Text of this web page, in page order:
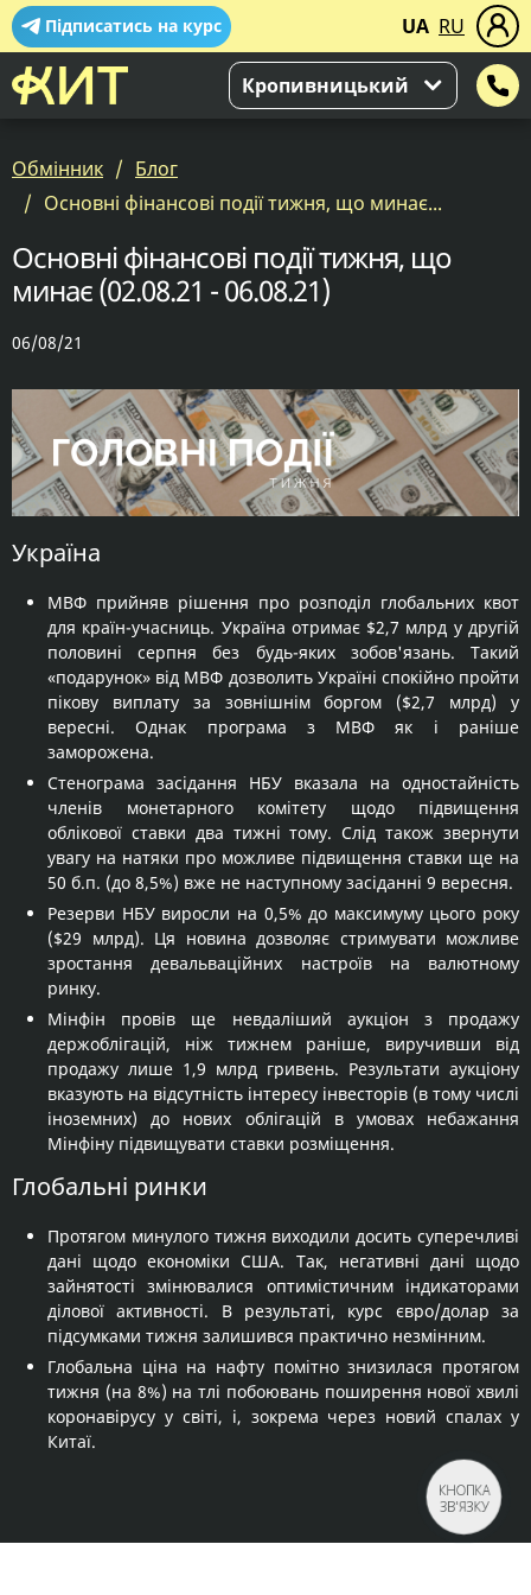
Підписатись на курс UA RU
Кропивницький
Обмінник
Блог
Основні фінансові події тижня, що минає...
Основні фінансові події тижня, що
минає (02.08.21 - 06.08.21)
06/08/21
Україна
МВФ прийняв рішення про розподіл глобальних квот
для країн-учасниць. Україна отримає $2,7 млрд у другій
половині серпня без будь-яких зобов'язань. Такий
«подарунок» від МВФ дозволить Україні спокійно пройти
пікову виплату за зовнішнім боргом ($2,7 млрд) у
вересні. Однак програма з МВФ як і раніше
заморожена.
Стенограма засідання НБУ вказала на одностайність
членів монетарного комітету щодо підвищення
облікової ставки два тижні тому. Слід також звернути
увагу на натяки про можливе підвищення ставки ще на
50 б.п. (до 8,5%) вже не наступному засіданні 9 вересня.
Резерви НБУ виросли на 0,5% до максимуму цього року
($29 млрд). Ця новина дозволяє стримувати можливе
зростання девальваційних настроїв на валютному
ринку.
Мінфін провів ще невдаліший аукціон з продажу
держоблігацій, ніж тижнем раніше, виручивши від
продажу лише 1,9 млрд гривень. Результати аукціону
вказують на відсутність інтересу інвесторів (в тому числі
іноземних) до нових облігацій в умовах небажання
Мінфіну підвищувати ставки розміщення.
Глобальні ринки
Протягом минулого тижня виходили досить суперечливі
дані щодо економіки США. Так, негативні дані щодо
зайнятості змінювалися оптимістичним індикаторами
ділової активності. В результаті, курс євро/долар за
підсумками тижня залишився практично незмінним.
Глобальна ціна на нафту помітно знизилася протягом
тижня (на 8%) на тлі побоювань поширення нової хвилі
коронавірусу у світі, і, зокрема через новий спалах у
Китаї.
КНОПКА
ЗВ'ЯЗКУ